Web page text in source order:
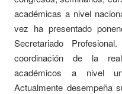
académicas a nivel
vez ha presentado
Secretariado
coordinación de la
académicos a nivel
Actualmente desempeña